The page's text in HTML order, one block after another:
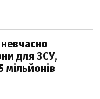
для ЗСУ,
мільйонів